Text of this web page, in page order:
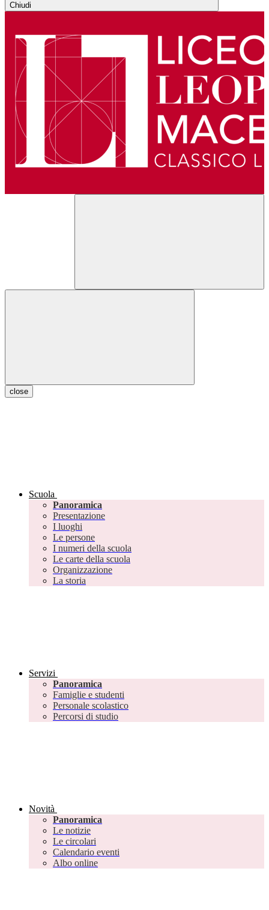
Chiudi
close
Scuola
Panoramica
Presentazione
I luoghi
Le persone
I numeri della scuola
Le carte della scuola
Organizzazione
La storia
Servizi
Panoramica
Famiglie e studenti
Personale scolastico
Percorsi di studio
Novità
Panoramica
Le notizie
Le circolari
Calendario eventi
Albo online